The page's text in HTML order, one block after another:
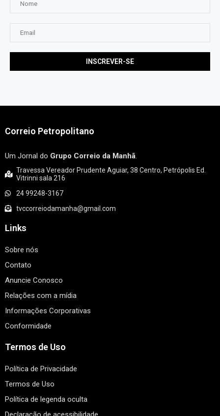
Correio Petropolitano
Um Jornal do Grupo Correio da Manhã.
Travessa Vereador Prudente Aguiar, 38 Centro, Petrópolis Ed.
Vitrinni sala 216
24 99248-3167
tvccorreiodamanha@gmail.com
Links
Sobre nós
Contato
Anuncie Conosco
Relações com a mídia
Informações Corporativas
Conformidade
Termos de Uso
Política de Privacidade
Termos de Uso
Política de legenda oculta